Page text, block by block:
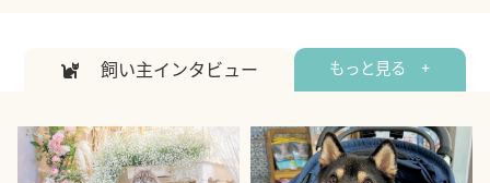
飼い主インタビュー もっと見る +